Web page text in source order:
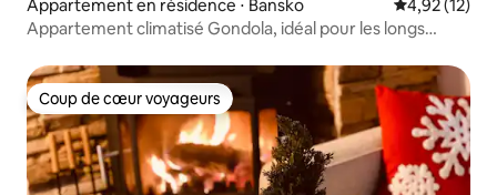
Appartement en résidence ⋅ Bansko Évaluation
4,92 (12)
Appartement climatisé Gondola, idéal pour les longs
Coup de cœur voyageurs
Coup de cœur voyageurs